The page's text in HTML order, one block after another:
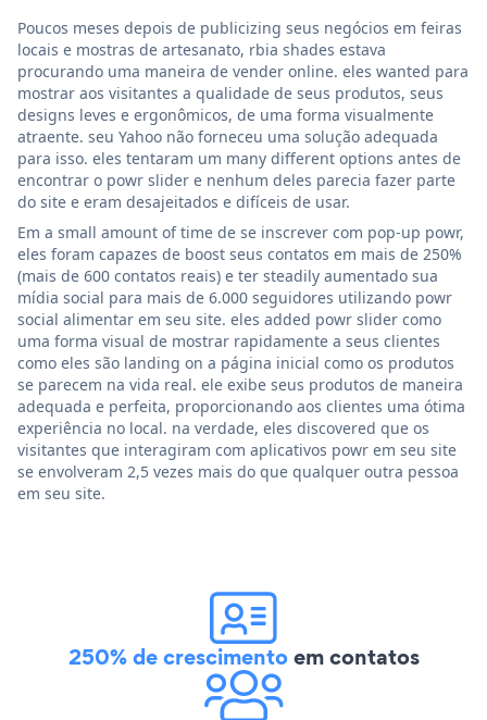
Poucos meses depois de publicizing seus negócios em feiras
locais e mostras de artesanato, rbia shades estava
procurando uma maneira de vender online. eles wanted para
mostrar aos visitantes a qualidade de seus produtos, seus
designs leves e ergonômicos, de uma forma visualmente
atraente. seu Yahoo não forneceu uma solução adequada
para isso. eles tentaram um many different options antes de
encontrar o powr slider e nenhum deles parecia fazer parte
do site e eram desajeitados e difíceis de usar.
Em a small amount of time de se inscrever com pop-up powr,
eles foram capazes de boost seus contatos em mais de 250%
(mais de 600 contatos reais) e ter steadily aumentado sua
mídia social para mais de 6.000 seguidores utilizando powr
social alimentar em seu site. eles added powr slider como
uma forma visual de mostrar rapidamente a seus clientes
como eles são landing on a página inicial como os produtos
se parecem na vida real. ele exibe seus produtos de maneira
adequada e perfeita, proporcionando aos clientes uma ótima
experiência no local. na verdade, eles discovered que os
visitantes que interagiram com aplicativos powr em seu site
se envolveram 2,5 vezes mais do que qualquer outra pessoa
em seu site.
250% de crescimentoem contatos